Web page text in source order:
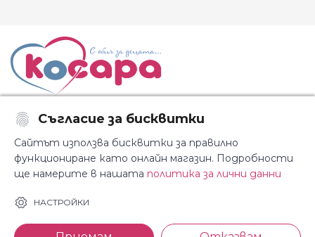
Последвайте ни:
За Косара
За нас
Общи условия
Съгласие за бисквитки
Сайтът използва бисквитки за правилно
функциониране като онлайн магазин. Подробности
ще намерите в нашата политика за лични данни
НАСТРОЙКИ